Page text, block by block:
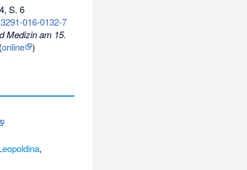
S. 6
016-0132-7
Medizin am 15.
online )
,